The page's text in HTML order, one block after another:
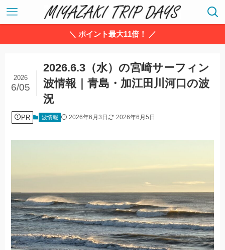
＼ ポイント最大11倍！ ／
2026.6.3（水）の宮崎サーフィン
波情報｜青島・加江田川河口の波
況
2026
6/05
PR 波情報 2026年6月3日 2026年6月5日